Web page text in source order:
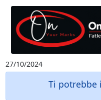
27/10/2024
Ti potrebbe